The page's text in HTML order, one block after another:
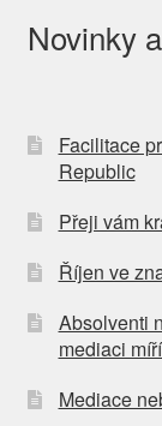
Novinky
Facilitace
Republic
Přeji vám
Říjen ve
Absolventi
mediaci
Mediace